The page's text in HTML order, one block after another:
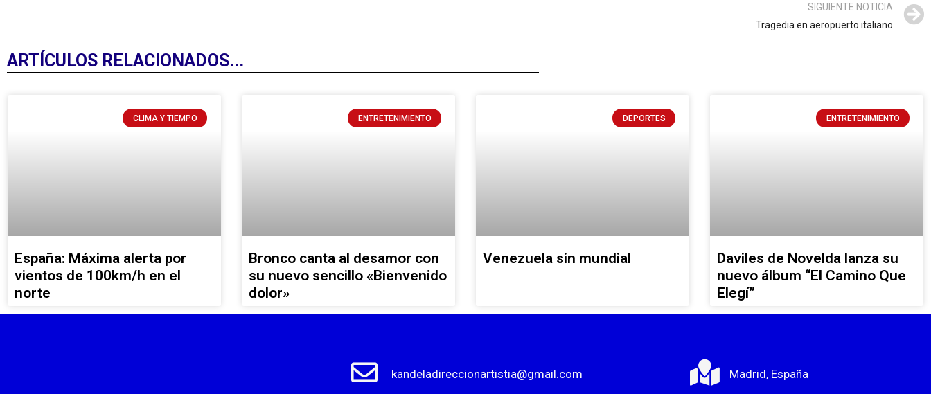
SIGUIENTE NOTICIA
Tragedia en aeropuerto italiano
ARTÍCULOS RELACIONADOS...
CLIMA Y TIEMPO
España: Máxima alerta por
vientos de 100km/h en el
norte
ENTRETENIMIENTO
Bronco canta al desamor con
su nuevo sencillo «Bienvenido
dolor»
DEPORTES
Venezuela sin mundial
ENTRETENIMIENTO
Daviles de Novelda lanza su
nuevo álbum “El Camino Que
Elegí”
kandeladireccionartistia@gmail.com Madrid, España